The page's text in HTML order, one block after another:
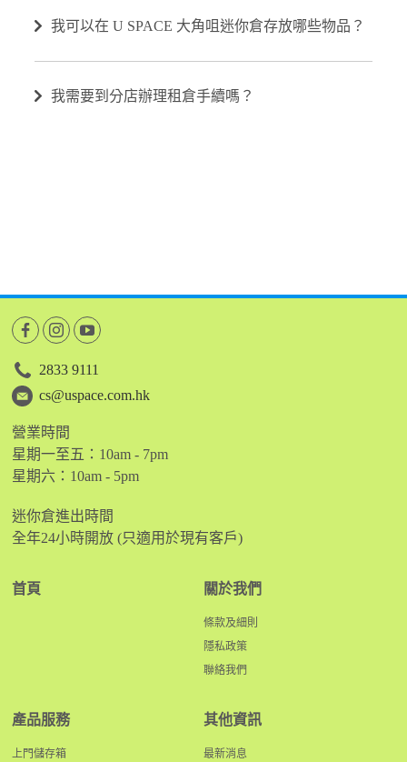
我可以在 U SPACE 大角咀迷你倉存放哪些物品？
我需要到分店辦理租倉手續嗎？
2833 9111
cs@uspace.com.hk
營業時間
星期一至五：10am - 7pm
星期六：10am - 5pm
迷你倉進出時間
全年24小時開放 (只適用於現有客戶)
首頁 關於我們
條款及細則
隱私政策
聯絡我們
產品服務
上門儲存箱
其他資訊
最新消息